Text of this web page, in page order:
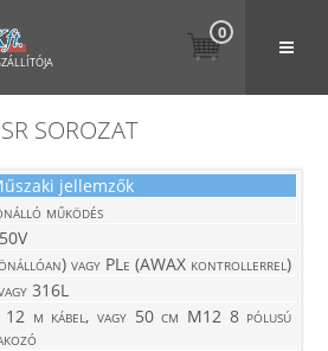
0
SOROZAT
jellemzők
működés
vagy PLe (AWAX kontrollerrel)
316L
m kábel, vagy 50 cm M12 8 pólusú